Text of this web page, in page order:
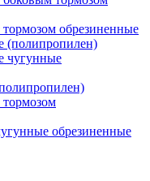
обрезиненные
(полипропилен)
чугунные
тормозом
обрезиненные